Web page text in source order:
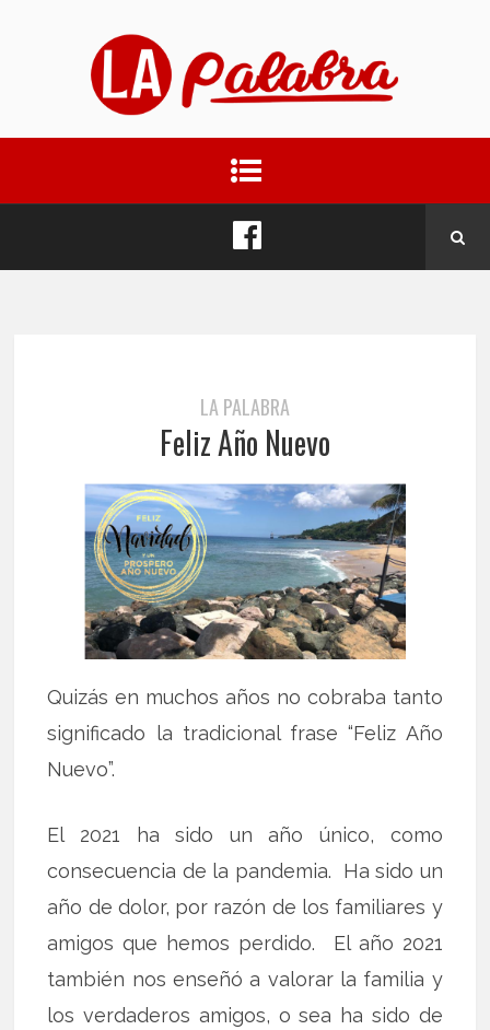
LA PALABRA
Feliz Año Nuevo
Quizás en muchos años no cobraba tanto
significado la tradicional frase “Feliz Año
Nuevo”.
El 2021 ha sido un año único, como
consecuencia de la pandemia. Ha sido un
año de dolor, por razón de los familiares y
amigos que hemos perdido. El año 2021
también nos enseñó a valorar la familia y
los verdaderos amigos, o sea ha sido de